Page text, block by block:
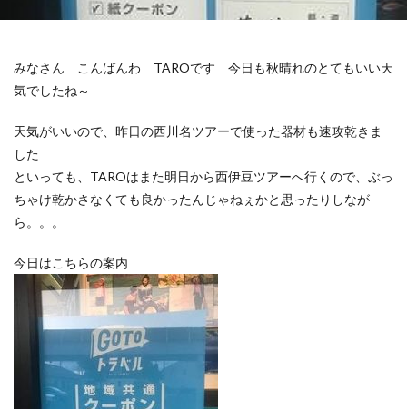
みなさん こんばんわ TAROです 今日も秋晴れのとてもいい天
気でしたね～
天気がいいので、昨日の西川名ツアーで使った器材も速攻乾きま
した
といっても、TAROはまた明日から西伊豆ツアーへ行くので、ぶっ
ちゃけ乾かさなくても良かったんじゃねぇかと思ったりしなが
ら。。。
今日はこちらの案内